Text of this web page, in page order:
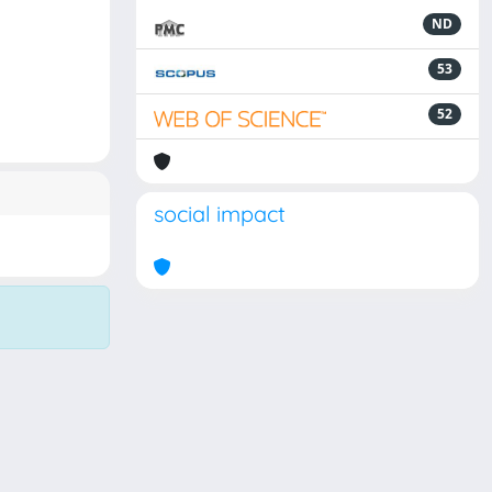
ND
53
52
social impact